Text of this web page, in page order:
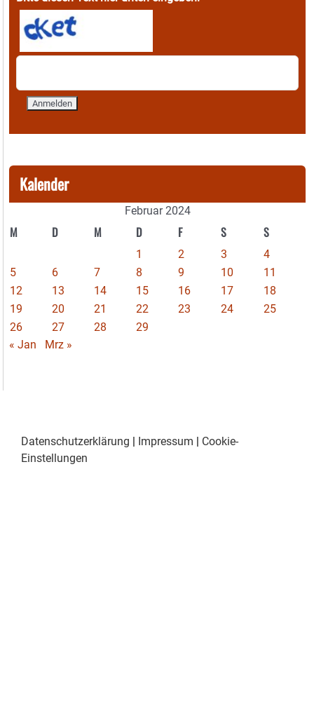
Kalender
Februar 2024
M D M D F S S
1 2 3
4
5
6 7 8 9 10
11
12
13 14 15 16 17
18
19
20 21 22 23 24
25
26
27 28
29
« Jan
Mrz »
Datenschutzerklärung Impressum
Cookie-
Einstellungen